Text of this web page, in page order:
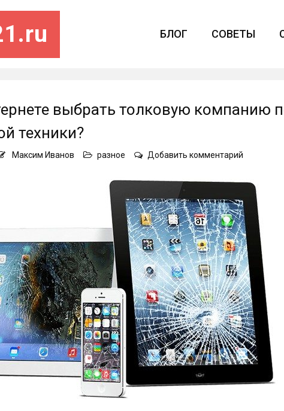
БЛОГ СОВЕТЫ
выбрать толковую компанию
техники?
Максим Иванов разное Добавить комментарий
интернете
выбрать
толковую
компанию
по
ремонту
мобильной
техники?